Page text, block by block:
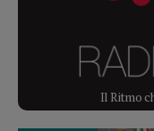
Il Ritmo